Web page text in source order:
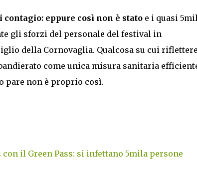
eppure così non è statoe i quasi
gli sforzi del personale del festival in
della Cornovaglia. Qualcosa su cui
come unica misura sanitaria
pare non è proprio così.
il Green Pass: si infettano 5mila persone